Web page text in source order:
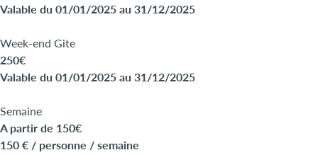
Valable du 01/01/2025 au 31/12/2025
Week-end Gite
250€
Valable du 01/01/2025 au 31/12/2025
Semaine
A partir de 150€
150 € / personne / semaine